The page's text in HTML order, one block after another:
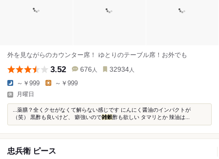
外を見ながらのカウンター席！ ゆとりのテーブル席！お外でも
3.52 676 人 32934 人
～￥999 ～￥999
月曜日
...薬膳？全くクセがなくて解らない感じです にんにく醤油のインパクトが
（笑） 黒酢も良いけど、 癖強いので雑穀酢も欲しい タマリとか 辣油は...
忠兵衛 ピース